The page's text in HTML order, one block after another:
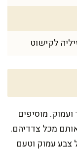
מוסיפים
מכל צדדיהם.
צבע עמוק וטעם